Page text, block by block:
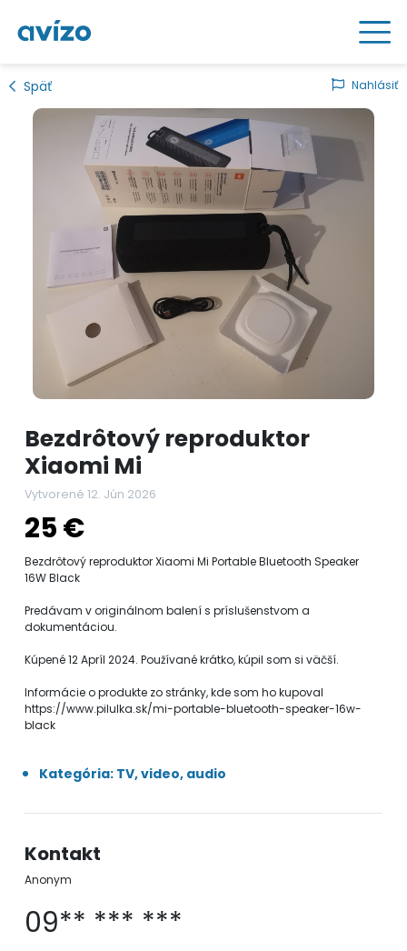
Späť Nahlásiť
Bezdrôtový reproduktor
Xiaomi Mi
Vytvorené 12. Jún 2026
25 €
Bezdrôtový reproduktor Xiaomi Mi Portable Bluetooth Speaker
16W Black
Predávam v originálnom balení s príslušenstvom a
dokumentáciou.
Kúpené 12 Apríl 2024. Používané krátko, kúpil som si väčší.
Informácie o produkte zo stránky, kde som ho kupoval
https://www.pilulka.sk/mi-portable-bluetooth-speaker-16w-
black
Kategória: TV, video, audio
Kontakt
Anonym
09** *** ***